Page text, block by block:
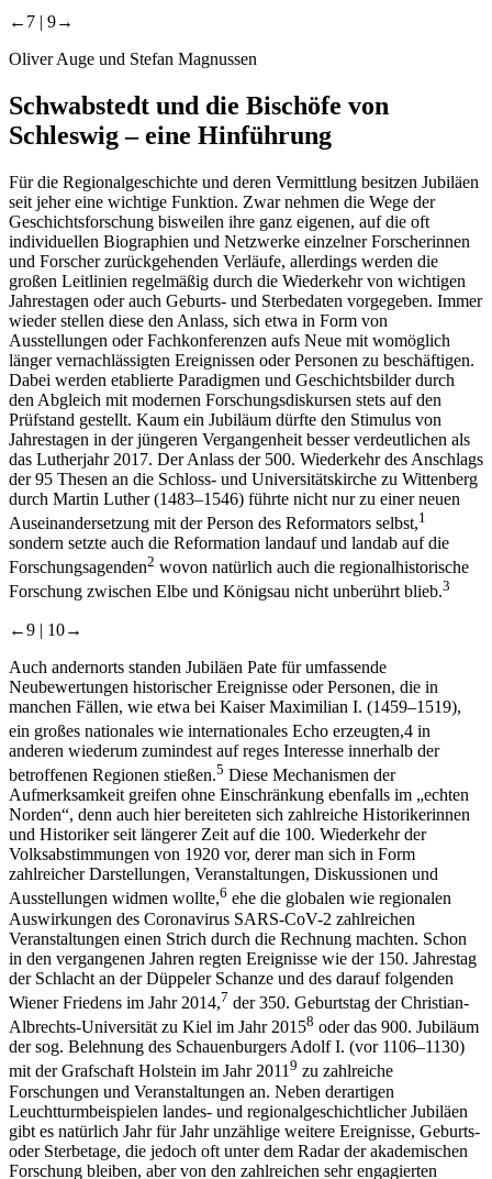
←7 | 9→
Oliver Auge und Stefan Magnussen
Schwabstedt und die Bischöfe von
Schleswig – eine Hinführung
Für die Regionalgeschichte und deren Vermittlung besitzen Jubiläen
seit jeher eine wichtige Funktion. Zwar nehmen die Wege der
Geschichtsforschung bisweilen ihre ganz eigenen, auf die oft
individuellen Biographien und Netzwerke einzelner Forscherinnen
und Forscher zurückgehenden Verläufe, allerdings werden die
großen Leitlinien regelmäßig durch die Wiederkehr von wichtigen
Jahrestagen oder auch Geburts- und Sterbedaten vorgegeben. Immer
wieder stellen diese den Anlass, sich etwa in Form von
Ausstellungen oder Fachkonferenzen aufs Neue mit womöglich
länger vernachlässigten Ereignissen oder Personen zu beschäftigen.
Dabei werden etablierte Paradigmen und Geschichtsbilder durch
den Abgleich mit modernen Forschungsdiskursen stets auf den
Prüfstand gestellt. Kaum ein Jubiläum dürfte den Stimulus von
Jahrestagen in der jüngeren Vergangenheit besser verdeutlichen als
das Lutherjahr 2017. Der Anlass der 500. Wiederkehr des Anschlags
der 95 Thesen an die Schloss- und Universitätskirche zu Wittenberg
durch Martin Luther (1483–1546) führte nicht nur zu einer neuen
Auseinandersetzung mit der Person des Reformators selbst,1
sondern setzte auch die Reformation landauf und landab auf die
Forschungsagenden2 wovon natürlich auch die regionalhistorische
Forschung zwischen Elbe und Königsau nicht unberührt blieb.3
←9 | 10→
Auch andernorts standen Jubiläen Pate für umfassende
Neubewertungen historischer Ereignisse oder Personen, die in
manchen Fällen, wie etwa bei Kaiser Maximilian I. (1459–1519),
ein großes nationales wie internationales Echo erzeugten,4 in
anderen wiederum zumindest auf reges Interesse innerhalb der
betroffenen Regionen stießen.5 Diese Mechanismen der
Aufmerksamkeit greifen ohne Einschränkung ebenfalls im „echten
Norden“, denn auch hier bereiteten sich zahlreiche Historikerinnen
und Historiker seit längerer Zeit auf die 100. Wiederkehr der
Volksabstimmungen von 1920 vor, derer man sich in Form
zahlreicher Darstellungen, Veranstaltungen, Diskussionen und
Ausstellungen widmen wollte,6 ehe die globalen wie regionalen
Auswirkungen des Coronavirus SARS-CoV-2 zahlreichen
Veranstaltungen einen Strich durch die Rechnung machten. Schon
in den vergangenen Jahren regten Ereignisse wie der 150. Jahrestag
der Schlacht an der Düppeler Schanze und des darauf folgenden
Wiener Friedens im Jahr 2014,7 der 350. Geburtstag der Christian-
Albrechts-Universität zu Kiel im Jahr 20158 oder das 900. Jubiläum
der sog. Belehnung des Schauenburgers Adolf I. (vor 1106–1130)
mit der Grafschaft Holstein im Jahr 20119 zu zahlreiche
Forschungen und Veranstaltungen an. Neben derartigen
Leuchtturmbeispielen landes- und regionalgeschichtlicher Jubiläen
gibt es natürlich Jahr für Jahr unzählige weitere Ereignisse, Geburts-
oder Sterbetage, die jedoch oft unter dem Radar der akademischen
Forschung bleiben, aber von den zahlreichen sehr engagierten